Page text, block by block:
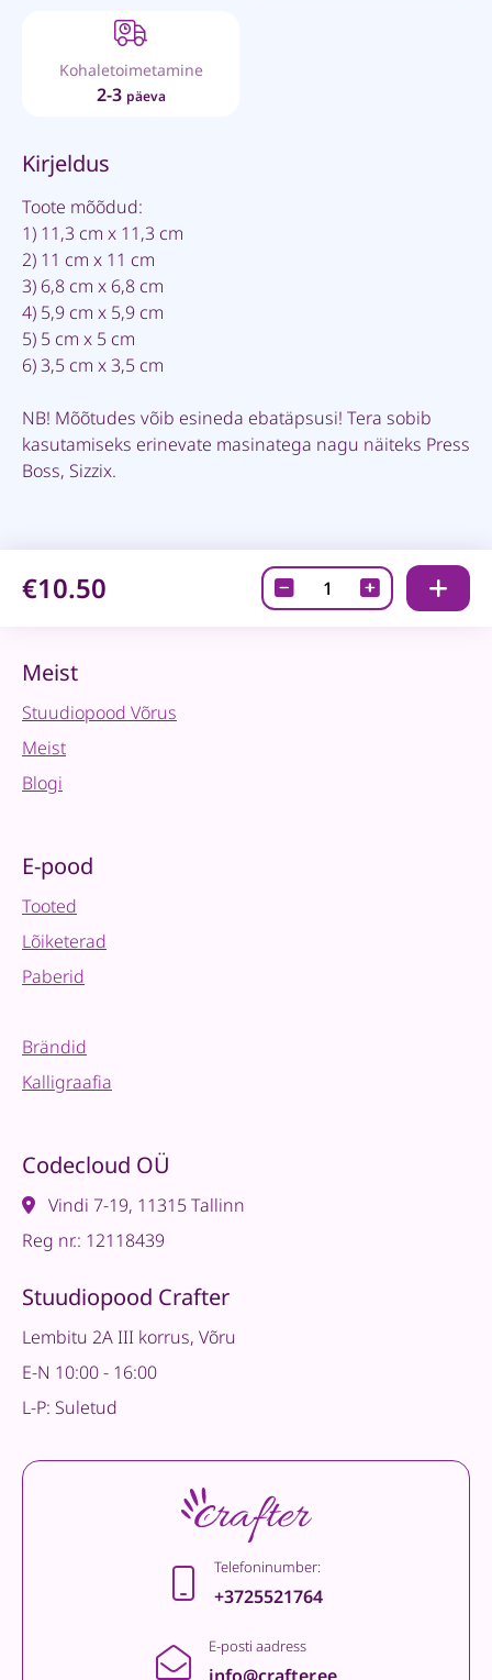
Kohaletoimetamine
2-3 päeva
Kirjeldus
Toote mõõdud:
1) 11,3 cm x 11,3 cm
2) 11 cm x 11 cm
3) 6,8 cm x 6,8 cm
4) 5,9 cm x 5,9 cm
5) 5 cm x 5 cm
6) 3,5 cm x 3,5 cm
NB! Mõõtudes võib esineda ebatäpsusi! Tera sobib
kasutamiseks erinevate masinatega nagu näiteks Press
Boss, Sizzix.
€10.50
Lõiketera
-
Meist
Stuudiopood Võrus
Meist
Blogi
E-pood
Tooted
Lõiketerad
Paberid
Brändid
Kalligraafia
Codecloud OÜ
Vindi 7-19, 11315 Tallinn
Reg nr.: 12118439
Stuudiopood Crafter
Lembitu 2A III korrus, Võru
E-N 10:00 - 16:00
L-P: Suletud
Telefoninumber:
+3725521764
E-posti aadress